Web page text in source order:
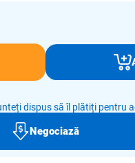
dispus să îl plătiți pentru
Negociază